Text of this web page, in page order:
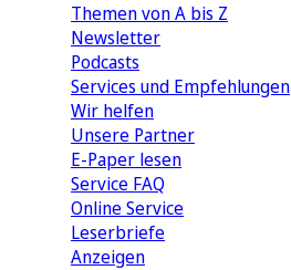
Themen von A bis Z
Newsletter
Podcasts
Services und Empfehlungen
Wir helfen
Unsere Partner
E-Paper lesen
Service FAQ
Online Service
Leserbriefe
Anzeigen